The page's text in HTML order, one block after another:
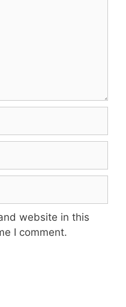
website in this
I comment.